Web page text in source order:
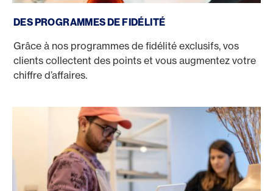
DES PROGRAMMES DE FIDÉLITÉ
Grâce à nos programmes de fidélité exclusifs, vos
clients collectent des points et vous augmentez votre
chiffre d’affaires.